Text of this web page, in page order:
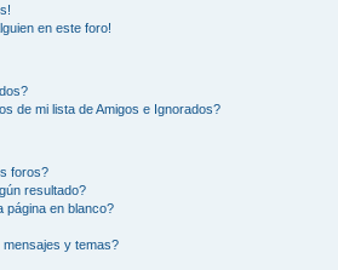
en este foro!
de mi lista de Amigos e Ignorados?
foros?
resultado?
página en blanco?
y temas?